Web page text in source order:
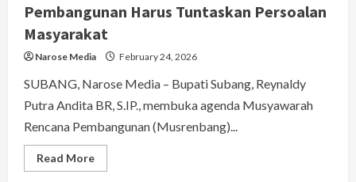
Pembangunan Harus Tuntaskan Persoalan
Masyarakat
Narose Media February 24, 2026
SUBANG, Narose Media – Bupati Subang, Reynaldy
Putra Andita BR, S.IP., membuka agenda Musyawarah
Rencana Pembangunan (Musrenbang)...
Read MoreRead
more